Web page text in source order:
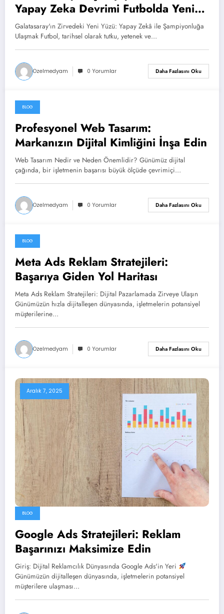
Yapay Zeka Devrimi Futbolda Yeni
Bir Çağ Başlatıyor!
Galatasaray'ın Zirvedeki Yeni Yüzü: Yapay Zekâ ile Şampiyonluğa
Ulaşmak Futbol, tarihsel olarak tutku, yetenek ve…
Ozelmedyam 0 Yorumlar Daha Fazlasını Oku
Aralık 7, 2025
BLOG
Profesyonel Web Tasarım:
Markanızın Dijital Kimliğini İnşa Edin
Web Tasarım Nedir ve Neden Önemlidir? Günümüz dijital
çağında, bir işletmenin başarısı büyük ölçüde çevrimiçi…
Ozelmedyam 0 Yorumlar Daha Fazlasını Oku
Aralık 7, 2025
BLOG
Meta Ads Reklam Stratejileri:
Başarıya Giden Yol Haritası
Meta Ads Reklam Stratejileri: Dijital Pazarlamada Zirveye Ulaşın
Günümüzün hızla dijitalleşen dünyasında, işletmelerin potansiyel
müşterilerine…
Ozelmedyam 0 Yorumlar Daha Fazlasını Oku
Aralık 7, 2025
BLOG
Google Ads Stratejileri: Reklam
Başarınızı Maksimize Edin
Giriş: Dijital Reklamcılık Dünyasında Google Ads'in Yeri
Günümüzün dijitalleşen dünyasında, işletmelerin potansiyel
müşterilere ulaşması…